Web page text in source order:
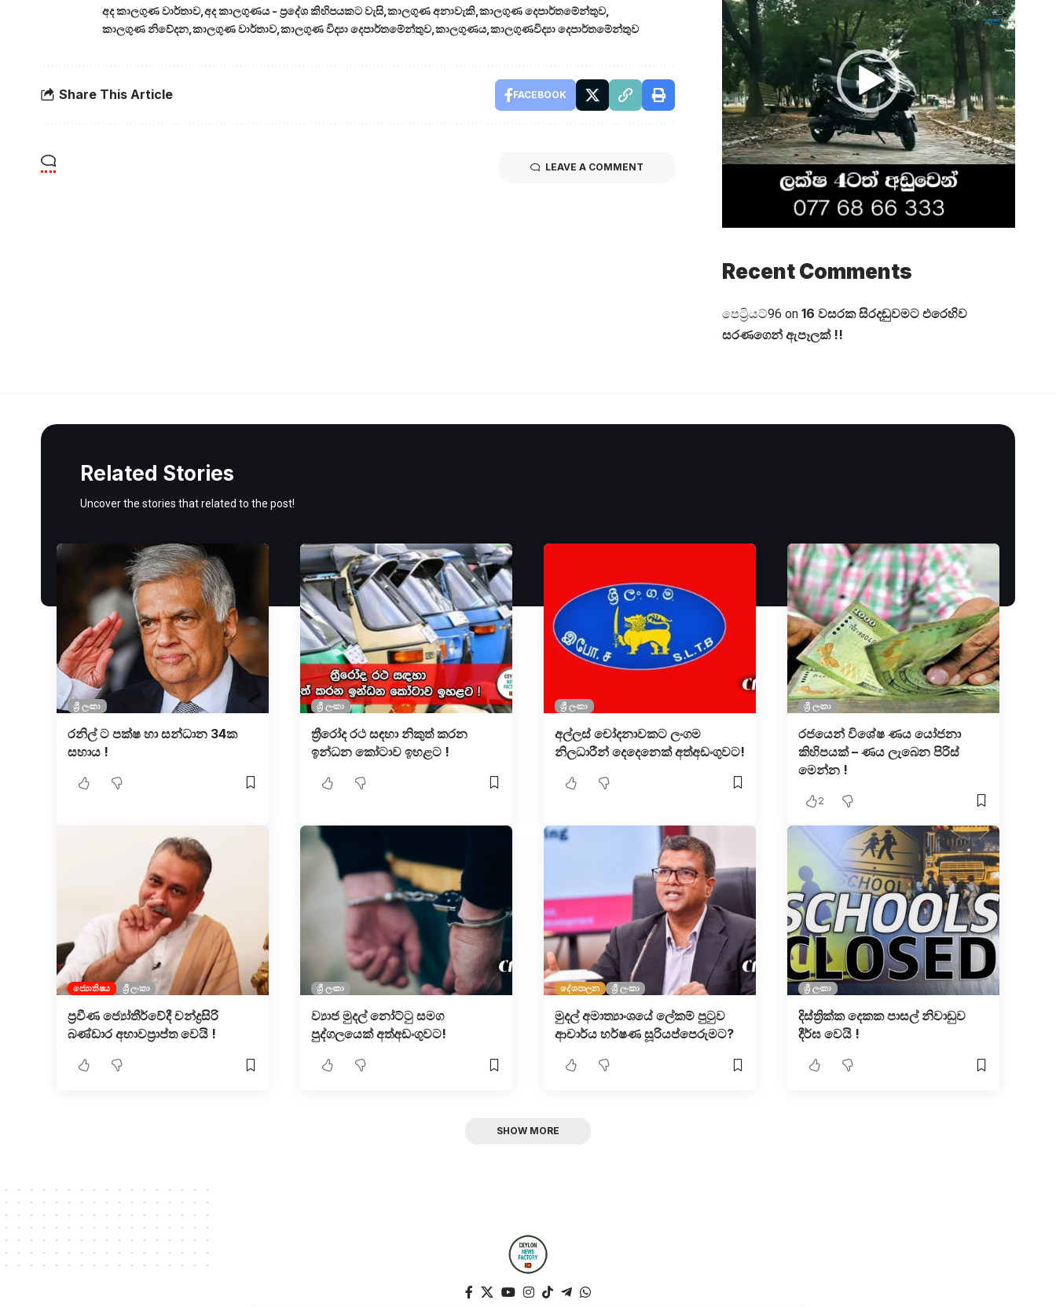
අද කාලගුණ වාර්තාව අද කාලගුණය - ප්‍රදේශ කිහිපයකට වැසි කාලගුණ අනාවැකි කාලගුණ දෙපාර්තමේන්තුව
කාලගුණ නිවේදන කාලගුණ වාර්තාව කාලගුණ විද්‍යා දෙපාර්තමේන්තුව කාලගුණය කාලගුණවිද්‍යා දෙපාර්තමේන්තුව
Share This Article FACEBOOK
LEAVE A COMMENT
Recent Comments
පෙට්‍රියට්96 on 16 වසරක සිරදඬුවමට එරෙහිව
සරණගෙන් ඇපෑලක් !!
Related Stories
Uncover the stories that related to the post!
ශ්‍රී ලංකා
රනිල් ට පක්ෂ හා සන්ධාන 34ක
සහාය !
ශ්‍රී ලංකා
ත්‍රීරෝද රථ සඳහා නිකුත් කරන
ඉන්ධන කෝටාව ඉහළට !
ශ්‍රී ලංකා
අල්ලස් චෝදනාවකට ලංගම
නිලධාරීන් දෙදෙනෙක් අත්අඩංගුවට!
ශ්‍රී ලංකා
රජයෙන් විශේෂ ණය යෝජනා
කිහිපයක් – ණය ලැබෙන පිරිස්
මෙන්න !
2
ජ්‍යොතිෂය ශ්‍රී ලංකා
ප්‍රවීණ ජ්‍යෝතීර්වේදී චන්ද්‍රසිරි
බණ්ඩාර අභාවප්‍රාප්ත වෙයි !
ශ්‍රී ලංකා
ව්‍යාජ මුදල් නෝට්ටු සමග
පුද්ගලයෙක් අත්අඩංගුවට!
දේශපාලන ශ්‍රී ලංකා
මුදල් අමාත්‍යාංශයේ ලේකම් පුටුව
ආචාර්ය හර්ෂණ සූරියප්පෙරුමට?
ශ්‍රී ලංකා
දිස්ත්‍රික්ක දෙකක පාසල් නිවාඩුව
දීර්ඝ වෙයි !
SHOW MORE